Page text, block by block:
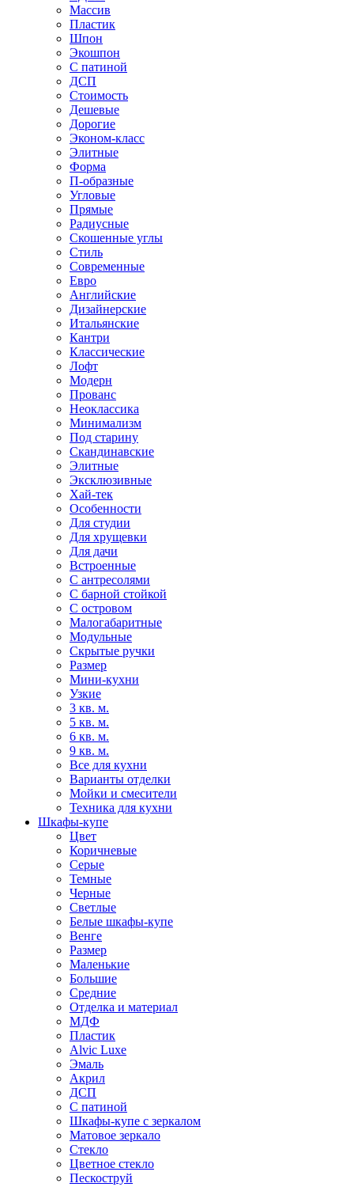
Массив
Пластик
Шпон
Экошпон
С патиной
ДСП
Стоимость
Дешевые
Дорогие
Эконом-класс
Элитные
Форма
П-образные
Угловые
Прямые
Радиусные
Скошенные углы
Стиль
Современные
Евро
Английские
Дизайнерские
Итальянские
Кантри
Классические
Лофт
Модерн
Прованс
Неоклассика
Минимализм
Под старину
Скандинавские
Элитные
Эксклюзивные
Хай-тек
Особенности
Для студии
Для хрущевки
Для дачи
Встроенные
С антресолями
С барной стойкой
С островом
Малогабаритные
Модульные
Скрытые ручки
Размер
Мини-кухни
Узкие
3 кв. м.
5 кв. м.
6 кв. м.
9 кв. м.
Все для кухни
Варианты отделки
Мойки и смесители
Техника для кухни
Шкафы-купе
Цвет
Коричневые
Серые
Темные
Черные
Светлые
Белые шкафы-купе
Венге
Размер
Маленькие
Большие
Средние
Отделка и материал
МДФ
Пластик
Alvic Luxe
Эмаль
Акрил
ДСП
С патиной
Шкафы-купе с зеркалом
Матовое зеркало
Стекло
Цветное стекло
Пескоструй